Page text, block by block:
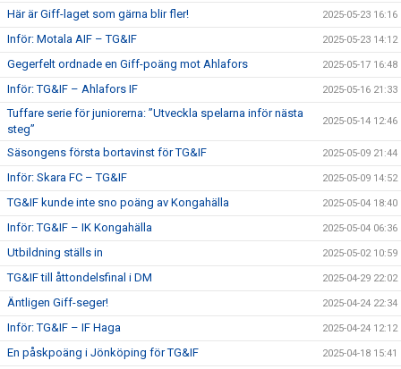
Här är Giff-laget som gärna blir fler! 2025-05-23 16:16
Inför: Motala AIF – TG&IF 2025-05-23 14:12
Gegerfelt ordnade en Giff-poäng mot Ahlafors 2025-05-17 16:48
Inför: TG&IF – Ahlafors IF 2025-05-16 21:33
Tuffare serie för juniorerna: ”Utveckla spelarna inför nästa
steg”
2025-05-14 12:46
Säsongens första bortavinst för TG&IF 2025-05-09 21:44
Inför: Skara FC – TG&IF 2025-05-09 14:52
TG&IF kunde inte sno poäng av Kongahälla 2025-05-04 18:40
Inför: TG&IF – IK Kongahälla 2025-05-04 06:36
Utbildning ställs in 2025-05-02 10:59
TG&IF till åttondelsfinal i DM 2025-04-29 22:02
Äntligen Giff-seger! 2025-04-24 22:34
Inför: TG&IF – IF Haga 2025-04-24 12:12
En påskpoäng i Jönköping för TG&IF 2025-04-18 15:41